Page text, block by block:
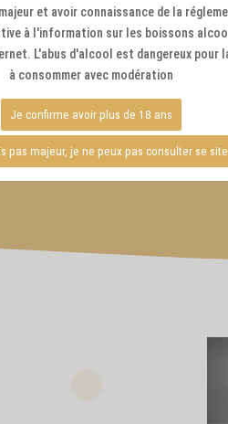
mail
Gratuite
et avoir connaissance de la
à l'information sur les boissons
L'abus d'alcool est dangereux pour
à consommer avec modération